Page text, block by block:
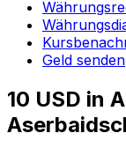
Geld senden
10 USD in